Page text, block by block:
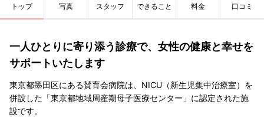
トップ 写真 スタッフ できること 料金 口コミ
一人ひとりに寄り添う診療で、女性の健康と幸せを
サポートいたします
東京都墨田区にある賛育会病院は、NICU（新生児集中治療室）を
併設した「東京都地域周産期母子医療センター」に認定された施
設です。